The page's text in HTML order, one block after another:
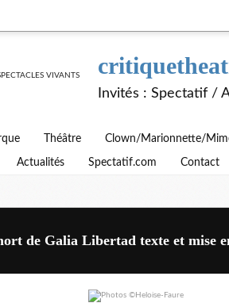
Invités : Spectatif /
Théâtre Clown/Marionnette/
Actualités Spectatif.com Contact
de Galia Libertad texte et mise